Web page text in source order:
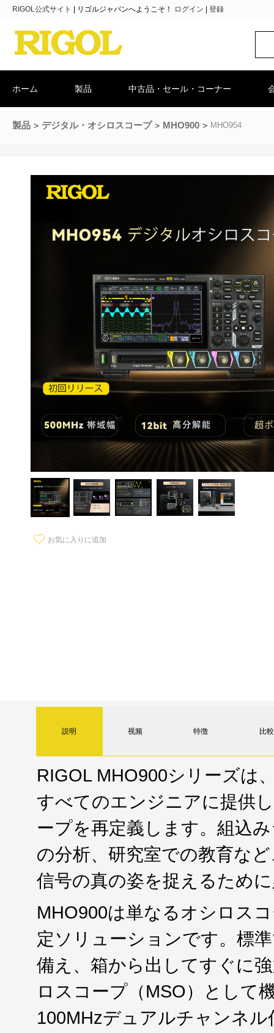
RIGOL公式サイト リゴルジャパンへようこそ！ ログイン 登録
ホーム 製品 中古品・セール・コーナー
製品 デジタル・オシロスコープ MHO900 MHO954
お気に入りに追加
説明 视频 特徴 比較
RIGOL MHO900シリーズは
すべてのエンジニアに提供
ープを再定義します。組込
の分析、研究室での教育な
信号の真の姿を捉えるため
MHO900は単なるオシロス
定ソリューションです。標
備え、箱から出してすぐに
ロスコープ（MSO）として
100MHzデュアルチャンネ